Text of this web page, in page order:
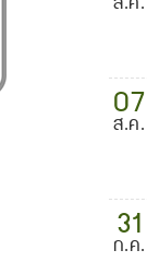
07
ส.ค.
31
ก.ค.